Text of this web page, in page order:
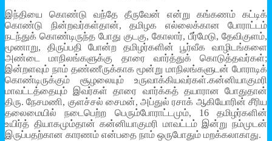
இந்தியை கொண்டு வந்தே தீருவேன் என்று கங்கணம் கட்டிக்
கொண்டு நின்றவர்கள்தான், தமிழக எல்லைக்கான போராட்டம்
நடந்துக் கொண்டிருந்த போது குடகு, கோலார், பீர்மேடு, தேவிகுளம்,
மூணாறு, திருப்பதி போன்ற தமிழர்களின் பூர்வீக வாழிடங்களை
அண்டை மாநிலங்களுக்கு தாரை வார்த்துக் கொடுத்தவர்கள்;
இன்றளவும் நாம் தண்ணீருக்காக மூன்று மாநிலங்களுடன் போராடிக்
கொண்டிருக்கும் சூழலையும் உருவாக்கியவர்கள்.கன்னியாகுமரி
மாவட்டத்தையும் இவர்கள் தாரை வார்க்கத் தயாரான போதுதான்
திரு. நேசமணி, குளச்சல் சைமன், அப்துல் ரசாக் ஆகியோரின் சீரிய
தலைமையில் நடைபெற்ற பெரும்போராட்டமும், 16 தமிழர்களின்
உயிர்த் தியாகமும்தான் கன்னியாகுமரி மாவட்டம் இன்று நம்முடன்
இருப்பதற்கான காரணம் என்பதை நாம் ஒருபோதும் மறக்கலாகாது.